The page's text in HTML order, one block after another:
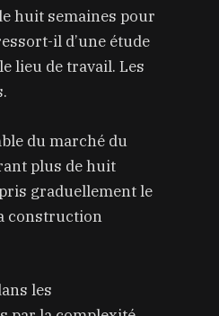
huit semaines pour
il d’une étude
lieu de travail. Les
du marché du
plus de huit
graduellement le
construction
les